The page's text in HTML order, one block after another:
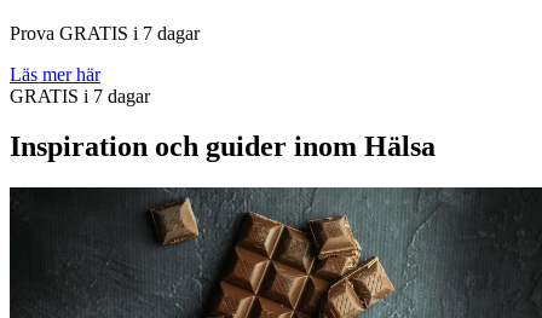
Prova GRATIS i 7 dagar
Läs mer här
GRATIS i 7 dagar
Inspiration och guider inom Hälsa